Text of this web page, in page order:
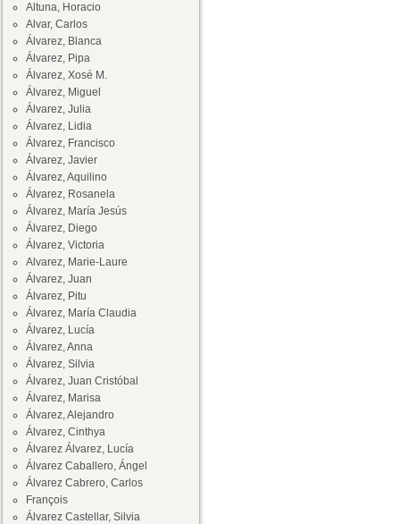
Altuna, Horacio
Alvar, Carlos
Álvarez, Blanca
Álvarez, Pipa
Álvarez, Xosé M.
Álvarez, Miguel
Álvarez, Julia
Álvarez, Lidia
Álvarez, Francisco
Álvarez, Javier
Álvarez, Aquilino
Álvarez, Rosanela
Álvarez, María Jesús
Álvarez, Diego
Álvarez, Victoria
Alvarez, Marie-Laure
Álvarez, Juan
Álvarez, Pitu
Álvarez, María Claudia
Álvarez, Lucía
Álvarez, Anna
Álvarez, Silvia
Álvarez, Juan Cristóbal
Álvarez, Marisa
Álvarez, Alejandro
Álvarez, Cinthya
Álvarez Álvarez, Lucía
Álvarez Caballero, Ángel
Álvarez Cabrero, Carlos
François
Álvarez Castellar, Silvia